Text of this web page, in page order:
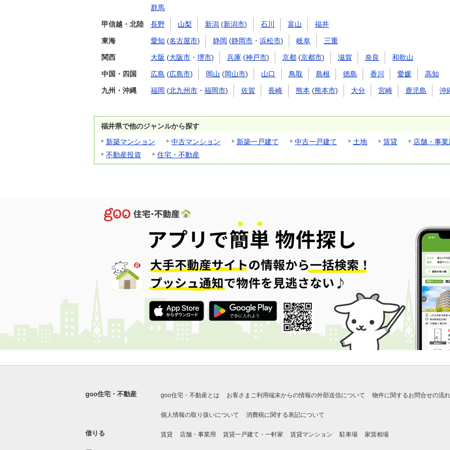
群馬
甲信越・北陸 長野 山梨 新潟 (新潟市) 石川 富山 福井
東海 愛知 (名古屋市) 静岡 (静岡市 ・浜松市) 岐阜 三重
関西 大阪 (大阪市 ・ 堺市) 兵庫 (神戸市) 京都 (京都市) 滋賀 奈良 和歌山
中国・四国 広島 (広島市) 岡山 (岡山市) 山口 鳥取 島根 徳島 香川 愛媛 高知
九州・沖縄 福岡 (北九州市 ・ 福岡市) 佐賀 長崎 熊本 (熊本市) 大分 宮崎 鹿児島 沖
福井県で他のジャンルから探す
新築マンション
中古マンション 新築一戸建て 中古一戸建て 土地 賃貸
店舗・事業
不動産投資
住宅・不動産
goo住宅・不動産 goo住宅・不動産とは お客さまご利用端末からの情報の外部送信について 物件に関するお問合せの流れ
個人情報の取り扱いについて 消費税に関する表記について
借りる 賃貸 店舗・事業用 賃貸一戸建て・一軒家 賃貸マンション 駐車場 家賃相場